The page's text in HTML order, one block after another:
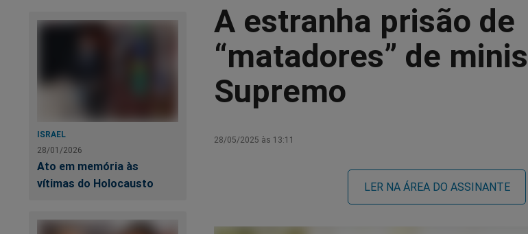
ISRAEL
28/01/2026
Ato em memória às
vítimas do Holocausto
A estranha prisão de
“matadores” de
Supremo
28/05/2025 às 13:11
LER NA ÁREA DO ASSINANTE